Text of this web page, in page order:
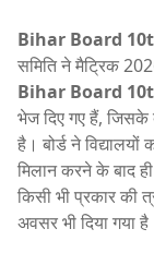
Bihar Board
समिति ने मैट्रिक
Bihar Board
भेज दिए गए हैं, जिसके
है। बोर्ड ने विद्यालयों
मिलान करने के बाद
किसी भी प्रकार
अवसर भी दिया गया